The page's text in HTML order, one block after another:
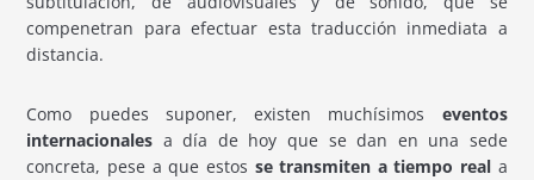
compenetran para efectuar esta traducción inmediata a
distancia.
Como puedes suponer, existen muchísimos eventos
internacionales a día de hoy que se dan en una sede
concreta, pese a que estos se transmiten a tiempo real a